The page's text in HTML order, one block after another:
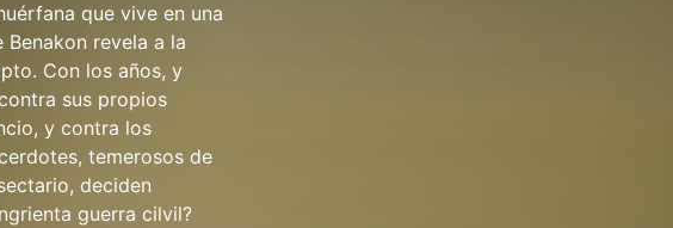
que vive en una
revela a la
Con los años, y
sus propios
y contra los
temerosos de
deciden
guerra cilvil?